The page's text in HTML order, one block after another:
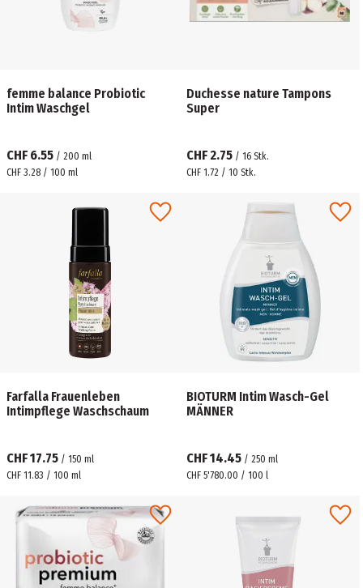
femme balance Probiotic
Intim Waschgel
CHF 6.55 / 200 ml
CHF 3.28 / 100 ml
Duchesse nature Tampons
Super
CHF 2.75 / 16 Stk.
CHF 1.72 / 10 Stk.
Farfalla Frauenleben
Intimpflege Waschschaum
CHF 17.75 / 150 ml
CHF 11.83 / 100 ml
BIOTURM Intim Wasch-Gel
MÄNNER
CHF 14.45 / 250 ml
CHF 5'780.00 / 100 l